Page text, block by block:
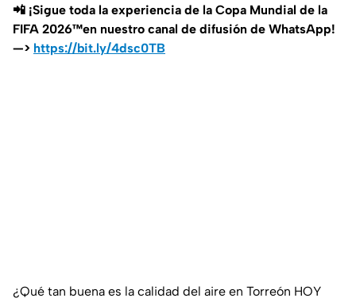
📲 ¡Sigue toda la experiencia de la Copa Mundial de la
FIFA 2026™️en nuestro canal de difusión de WhatsApp!
—> https://bit.ly/4dsc0TB
¿Qué tan buena es la calidad del aire en Torreón HOY